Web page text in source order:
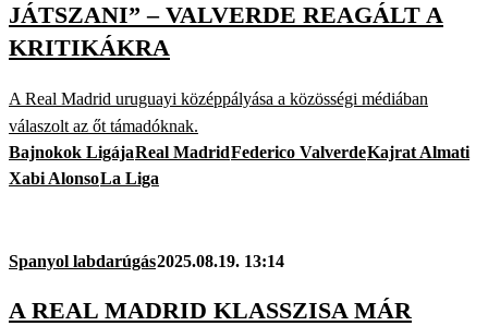
JÁTSZANI” – VALVERDE REAGÁLT A
KRITIKÁKRA
A Real Madrid uruguayi középpályása a közösségi médiában
válaszolt az őt támadóknak.
Bajnokok LigájaReal MadridFederico ValverdeKajrat Almati
Xabi AlonsoLa Liga
Spanyol labdarúgás2025.08.19. 13:14
A REAL MADRID KLASSZISA MÁR